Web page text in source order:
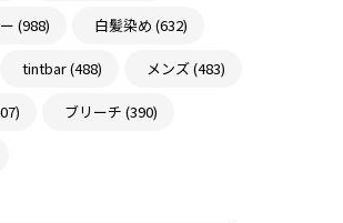
(988) 白髪染め (632)
tintbar (488) メンズ (483)
ブリーチ (390)